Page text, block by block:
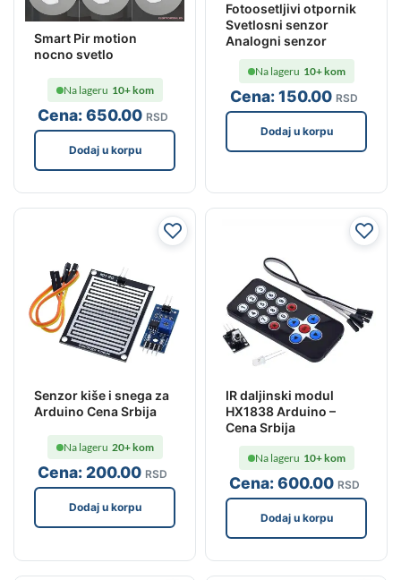
Smart Pir motion
nocno svetlo
Cena:650.00 RSD
Na lageru 10+ kom
Dodaj u korpu
Fotoosetljivi otpornik
Svetlosni senzor
Analogni senzor
Cena:150.00 RSD
Na lageru 10+ kom
Dodaj u korpu
Senzor kiše i snega za
Arduino Cena Srbija
Cena: 200.00 RSD
Na lageru 20+ kom
Dodaj u korpu
IR daljinski modul
HX1838 Arduino –
Cena Srbija
Cena:600.00 RSD
Na lageru 10+ kom
Dodaj u korpu